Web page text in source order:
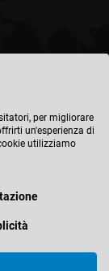
truciolatore
per migliorare
un'esperienza di
utilizziamo